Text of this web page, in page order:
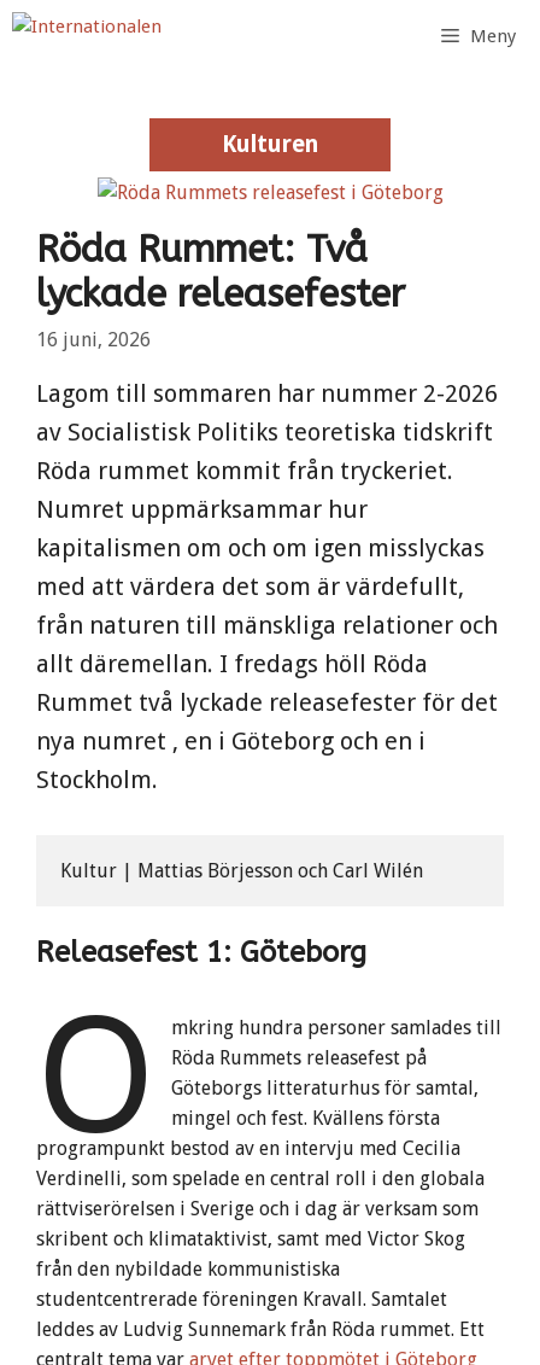
Hoppa
Meny
Kulturen
Kulturen
Röda Rummet: Två
lyckade releasefester
16 juni, 2026
Lagom till sommaren har nummer 2-2026
av Socialistisk Politiks teoretiska tidskrift
Röda rummet kommit från tryckeriet.
Numret uppmärksammar hur
kapitalismen om och om igen misslyckas
med att värdera det som är värdefullt,
från naturen till mänskliga relationer och
allt däremellan. I fredags höll Röda
Rummet två lyckade releasefester för det
nya numret , en i Göteborg och en i
Stockholm.
Kultur | Mattias Börjesson och Carl Wilén
Releasefest 1: Göteborg
O
mkring hundra personer samlades till
Röda Rummets releasefest på
Göteborgs litteraturhus för samtal,
mingel och fest. Kvällens första
programpunkt bestod av en intervju med Cecilia
Verdinelli, som spelade en central roll i den globala
rättviserörelsen i Sverige och i dag är verksam som
skribent och klimataktivist, samt med Victor Skog
från den nybildade kommunistiska
studentcentrerade föreningen Kravall. Samtalet
leddes av Ludvig Sunnemark från Röda rummet. Ett
centralt tema var arvet efter toppmötet i Göteborg